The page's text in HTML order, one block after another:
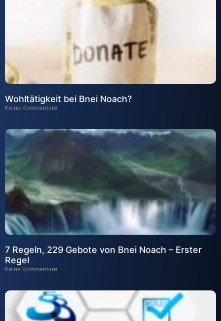
Wohltätigkeit bei Bnei Noach?
Keine Kommentare
7 Regeln, 229 Gebote von Bnei Noach – Erster
Regel
Keine Kommentare